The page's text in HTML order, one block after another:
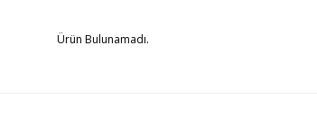
Ürün Bulunamadı.